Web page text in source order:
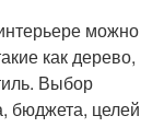
можно
как дерево,
Выбор
бюджета, целей